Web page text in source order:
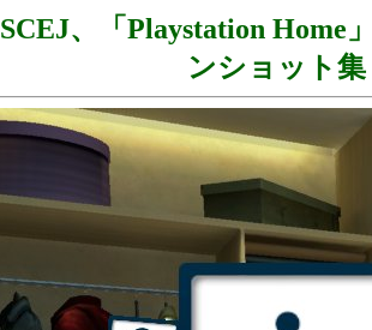
SCEJ、「Playstation Home
ンショット集